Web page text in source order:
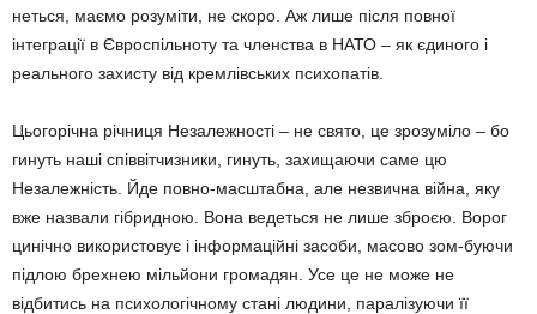
неться, маємо розуміти, не скоро. Аж лише після повної
інтеграції в Євроспільноту та членства в НАТО – як єдиного і
реального захисту від кремлівських психопатів.
Цьогорічна річниця Незалежності – не свято, це зрозуміло – бо
гинуть наші співвітчизники, гинуть, захищаючи саме цю
Незалежність. Йде повно-масштабна, але незвична війна, яку
вже назвали гібридною. Вона ведеться не лише зброєю. Ворог
цинічно використовує і інформаційні засоби, масово зом-буючи
підлою брехнею мільйони громадян. Усе це не може не
відбитись на психологічному стані людини, паралізуючи її